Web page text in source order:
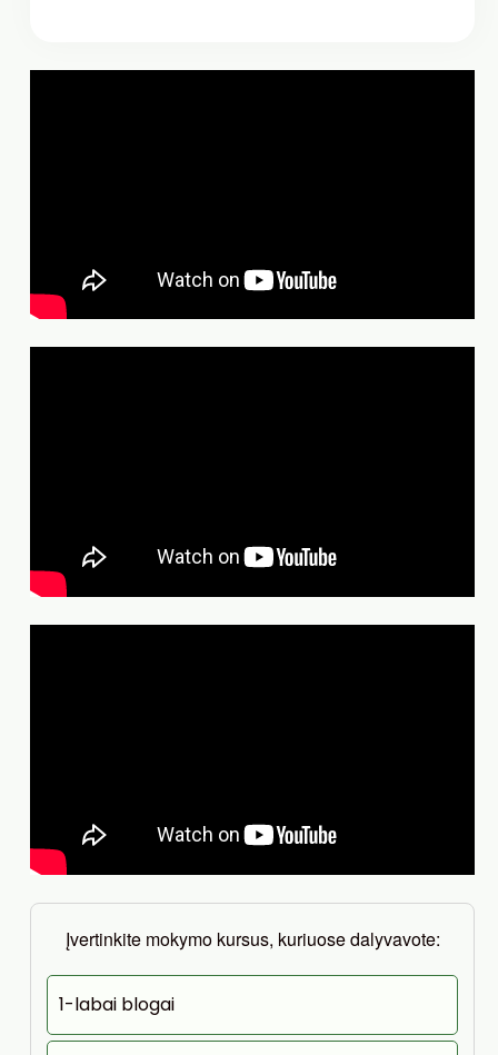
Įvertinkite mokymo kursus, kuriuose dalyvavote:
1-labai blogai